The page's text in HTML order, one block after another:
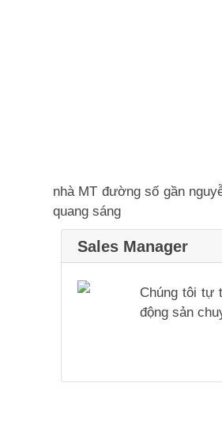
nhà MT đường số gần
quang sáng
Sales Manager
Chúng tôi tự
động sản